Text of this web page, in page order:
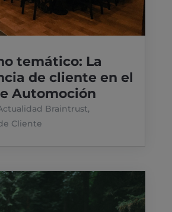
temático: La
de cliente en el
Automoción
Braintrust,
Cliente